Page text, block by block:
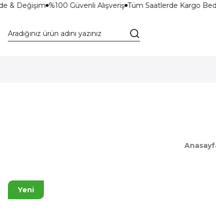
& Değişim %100 Güvenli Alışveriş Tüm Saatlerde Kargo
Yeni